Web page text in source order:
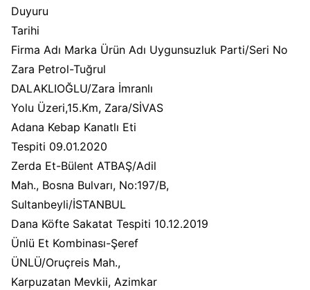
Duyuru
Tarihi
Firma Adı Marka Ürün Adı Uygunsuzluk Parti/Seri No
Zara Petrol-Tuğrul
DALAKLIOĞLU/Zara İmranlı
Yolu Üzeri,15.Km, Zara/SİVAS
Adana Kebap Kanatlı Eti
Tespiti 09.01.2020
Zerda Et-Bülent ATBAŞ/Adil
Mah., Bosna Bulvarı, No:197/B,
Sultanbeyli/İSTANBUL
Dana Köfte Sakatat Tespiti 10.12.2019
Ünlü Et Kombinası-Şeref
ÜNLÜ/Oruçreis Mah.,
Karpuzatan Mevkii, Azimkar